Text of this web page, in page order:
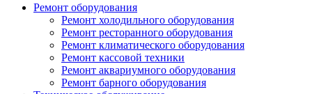
Ремонт оборудования
Ремонт холодильного оборудования
Ремонт ресторанного оборудования
Ремонт климатического оборудования
Ремонт кассовой техники
Ремонт аквариумного оборудования
Ремонт барного оборудования